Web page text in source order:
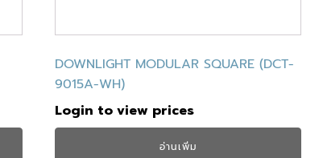
DOWNLIGHT MODULAR SQUARE (DCT-
9015A-WH)
Login to view prices
อ่านเพิ่ม